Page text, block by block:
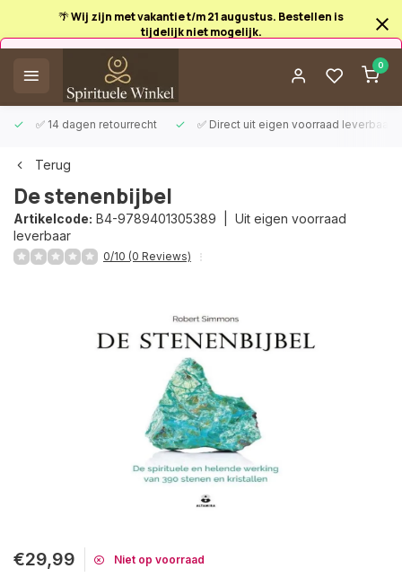
🌴 Wij zijn met vakantie t/m 21 augustus. Bestellen is
tijdelijk niet mogelijk.
0
✅ 14 dagen retourrecht ✅ Direct uit eigen voorraad leverbaar
Afrekenen is uitgeschakeld.
Terug
De stenenbijbel
Artikelcode: B4-9789401305389 | Uit eigen voorraad
leverbaar
0/10 (0 Reviews)
€29,99 Niet op voorraad